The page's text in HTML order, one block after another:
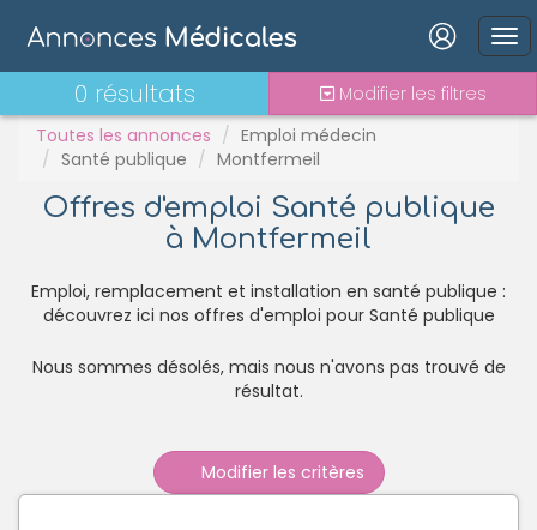
Connexion
Mot de passe oublié ?
Connexion
Se connecter avec Facebook
Toutes les annonces
Emploi médecin
Santé publique
Montfermeil
0 résultats Modifier les filtres
PH
Stages - alternance
Statut TNS
Vacations
Offres d'emploi Santé publique
à Montfermeil
Emploi, remplacement et installation en santé publique :
découvrez ici nos offres d'emploi pour Santé publique
Nous sommes désolés, mais nous n'avons pas trouvé de
résultat.
Modifier les critères